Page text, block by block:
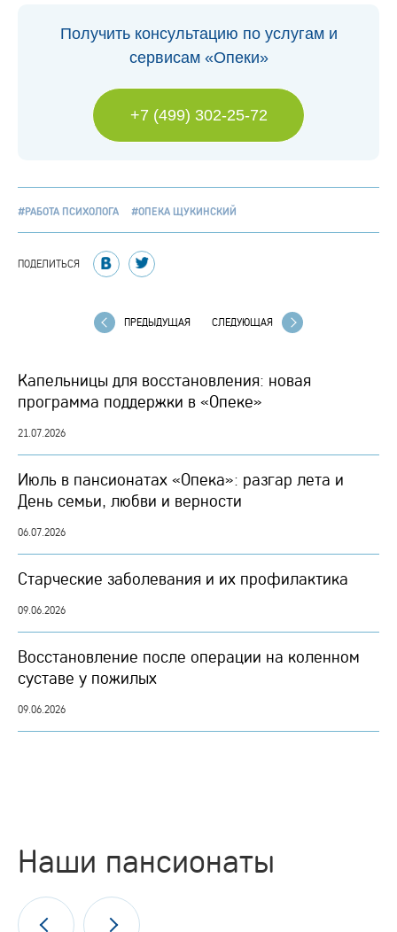
Получить консультацию по услугам и
сервисам «Опеки»
+7 (499) 302-25-72
#РАБОТА ПСИХОЛОГА #ОПЕКА ЩУКИНСКИЙ
ПОДЕЛИТЬСЯ
ПРЕДЫДУЩАЯ СЛЕДУЮЩАЯ
Капельницы для восстановления: новая
программа поддержки в «Опеке»
21.07.2026
Июль в пансионатах «Опека»: разгар лета и
День семьи, любви и верности
06.07.2026
Старческие заболевания и их профилактика
09.06.2026
Восстановление после операции на коленном
суставе у пожилых
09.06.2026
Наши пансионаты